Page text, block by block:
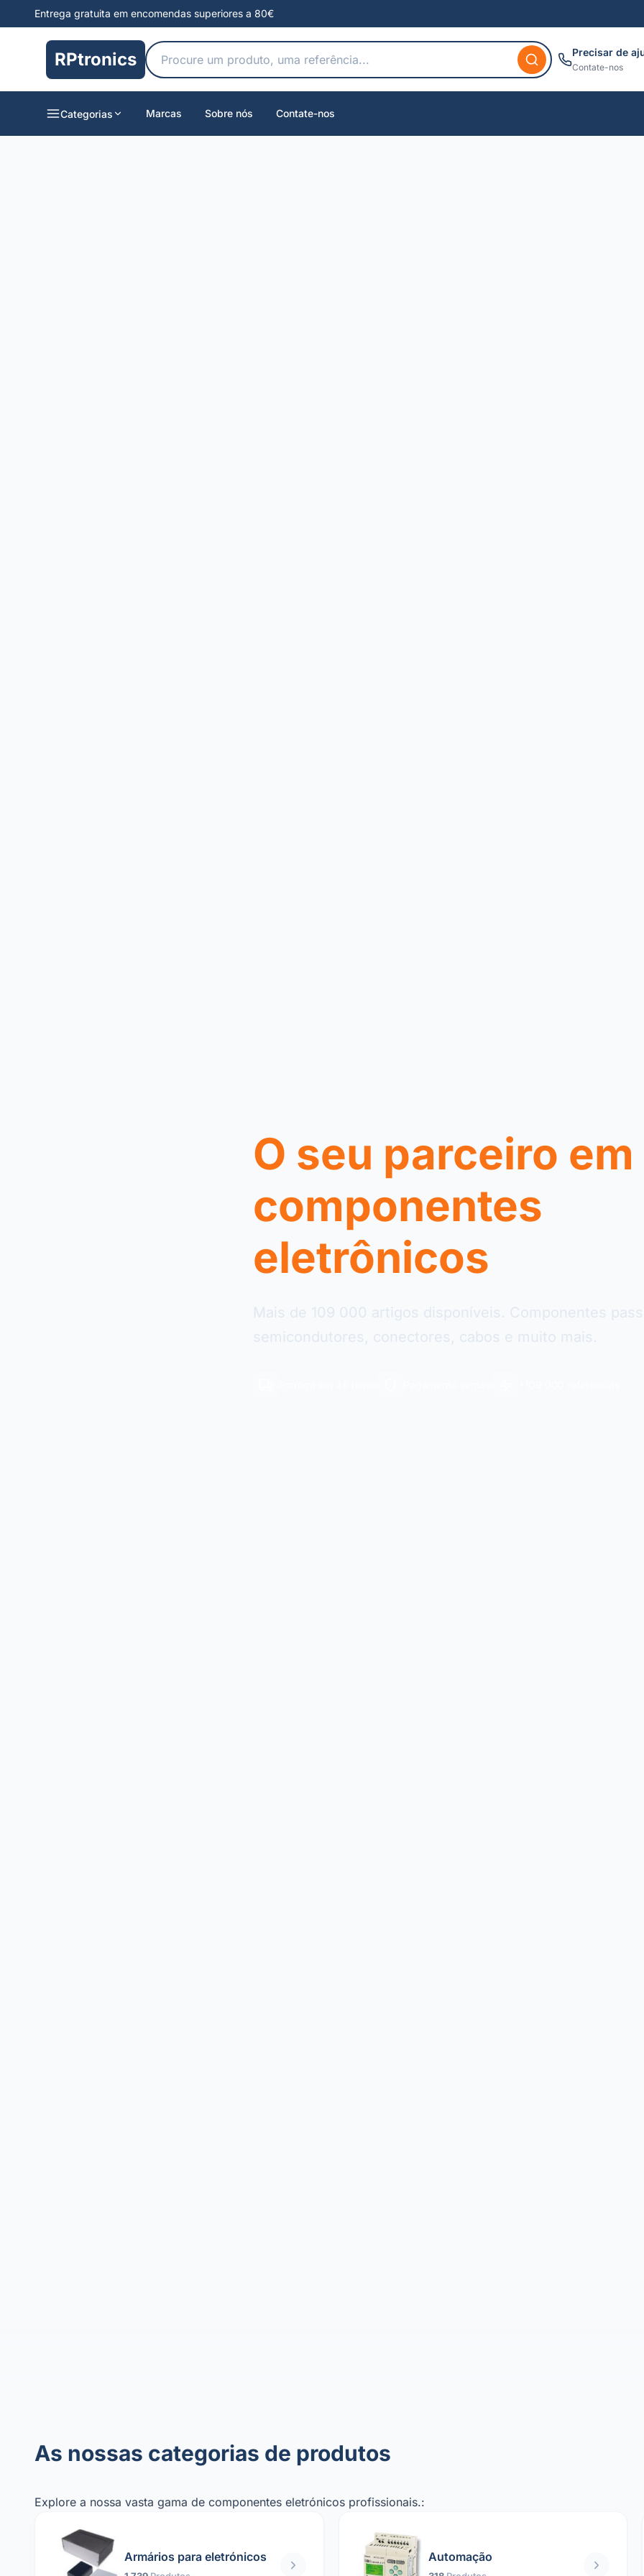
Entrega gratuita em encomendas superiores a 80€
RPtronics Precisar de
Contate-nos
Categorias Marcas Sobre nós Contate-nos
O seu parceiro em
componentes
eletrônicos
As nossas categorias de produtos
Explore a nossa vasta gama de componentes eletrónicos profissionais.:
Armários para eletrónicos Automação